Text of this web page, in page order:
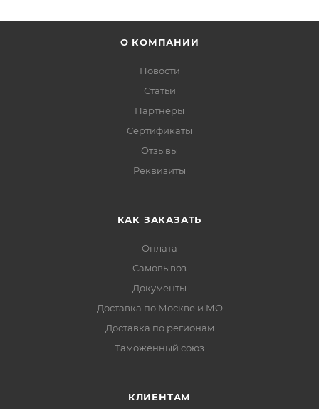
О КОМПАНИИ
Новости
Статьи
Партнеры
Сертификаты
Отзывы
Реквизиты
КАК ЗАКАЗАТЬ
Оплата
Самовывоз
Документы
Доставка по Москве и МО
Доставка по регионам
Таможенный союз
КЛИЕНТАМ